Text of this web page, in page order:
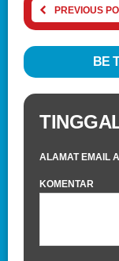
PREVIOUS
BE
ALAMAT EMAIL
KOMENTAR